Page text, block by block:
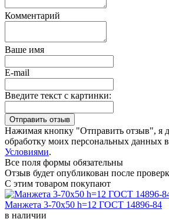
Комментарий
Ваше имя
E-mail
Введите текст с картинки:
Нажимая кнопку "Отправить отзыв", я
обработку моих персональных данных в
Условиями.
Все поля формы обязательны
Отзыв будет опубликован после
С этим товаром покупают
Манжета 3-70х50 h=12 ГОСТ 14896-84
в наличии